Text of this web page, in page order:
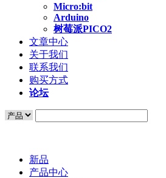
Micro:bit
Arduino
树莓派PICO2
文章中心
关于我们
联系我们
购买方式
论坛
新品
产品中心